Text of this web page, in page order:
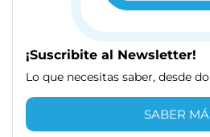
¡Suscribite al Newsletter!
Lo que necesitas saber, desde
SABER